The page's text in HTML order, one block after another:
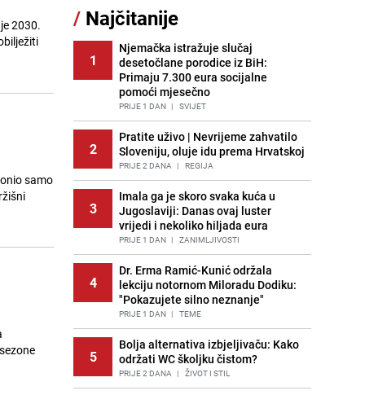
2030.
samo
/ Najčitanije
1
Njemačka istražuje slučaj
desetočlane porodice iz BiH:
Primaju 7.300 eura socijalne
pomoći mjesečno
PRIJE 1 DAN | SVIJET
2
Pratite uživo | Nevrijeme zahvatilo
Sloveniju, oluje idu prema Hrvatskoj
PRIJE 2 DANA | REGIJA
3
Imala ga je skoro svaka kuća u
Jugoslaviji: Danas ovaj luster
vrijedi i nekoliko hiljada eura
PRIJE 1 DAN | ZANIMLJIVOSTI
4
Dr. Erma Ramić-Kunić održala
lekciju notornom Miloradu Dodiku:
"Pokazujete silno neznanje"
PRIJE 1 DAN | TEME
5
Bolja alternativa izbjeljivaču: Kako
održati WC školjku čistom?
PRIJE 2 DANA | ŽIVOT I STIL